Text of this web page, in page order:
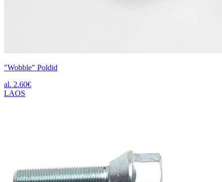
"Wobble" Poldid
al. 2.60€
LAOS